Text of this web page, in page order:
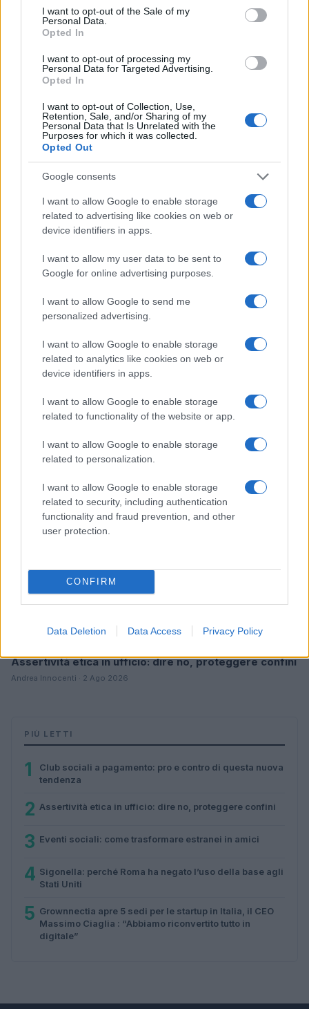
consent section.
I want to opt-out of the Sale of my
Personal Data.
Opted In
I want to opt-out of processing my
Personal Data for Targeted Advertising.
Opted In
I want to opt-out of Collection, Use,
Retention, Sale, and/or Sharing of my
Personal Data that Is Unrelated with the
Purposes for which it was collected.
Opted Out
Google consents
I want to allow Google to enable storage
related to advertising like cookies on web or
device identifiers in apps.
I want to allow my user data to be sent to
Google for online advertising purposes.
I want to allow Google to send me
personalized advertising.
I want to allow Google to enable storage
related to analytics like cookies on web or
device identifiers in apps.
I want to allow Google to enable storage
related to functionality of the website or app.
I want to allow Google to enable storage
related to personalization.
I want to allow Google to enable storage
related to security, including authentication
functionality and fraud prevention, and other
user protection.
CONFIRM
Data Deletion Data Access Privacy Policy
Eventi sociali: come trasformare estranei in amici
PEOPLE
Club sociali a pagamento: pro e contro di questa
nuova tendenza
Assertività etica in ufficio: dire no, proteggere confini
Andrea Innocenti · 2 Ago 2026
PIÙ LETTI
1
Club sociali a pagamento: pro e contro di questa nuova
tendenza
2 Assertività etica in ufficio: dire no, proteggere confini
3 Eventi sociali: come trasformare estranei in amici
4 Sigonella: perché Roma ha negato l’uso della base agli
Stati Uniti
5 Grownnectia apre 5 sedi per le startup in Italia, il CEO
Massimo Ciaglia : “Abbiamo riconvertito tutto in
digitale”